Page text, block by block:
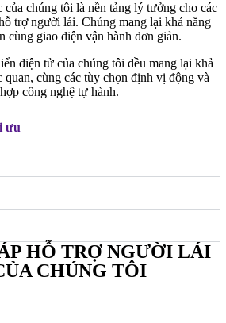
chúng tôi là nền tảng lý tưởng cho các
trợ người lái. Chúng mang lại khả năng
cùng giao diện vận hành đơn giản.
điện tử của chúng tôi đều mang lại khả
quan, cùng các tùy chọn định vị động và
công nghệ tự hành.
ưu
HỖ TRỢ NGƯỜI LÁI
CHÚNG TÔI